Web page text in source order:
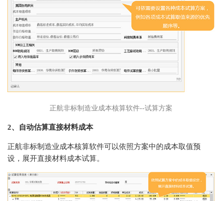
正航非标制造业成本核算软件--试算方案
2、自动估算直接材料成本
正航非标制造业成本核算软件可以依照方案中的成本取值预
设，展开直接材料成本试算。